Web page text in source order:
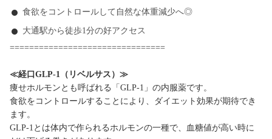
食欲をコントロールして自然な体重減少へ◎
大通駅から徒歩1分の好アクセス
================================
≪経口GLP-1（リベルサス）≫
痩せホルモンとも呼ばれる「GLP-1」の内服薬です。
食欲をコントロールすることにより、ダイエット効果が期待でき
ます。
GLP-1とは体内で作られるホルモンの一種で、血糖値が高い時に